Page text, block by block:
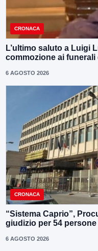
CRONACA
L’ultimo saluto a Luigi
commozione ai
6 AGOSTO 2026
CRONACA
“Sistema Caprio”,
giudizio per 54 persone
6 AGOSTO 2026